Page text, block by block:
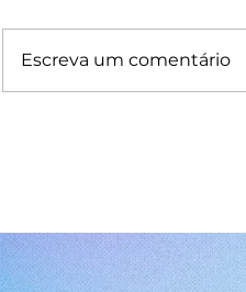
Escreva um comentário